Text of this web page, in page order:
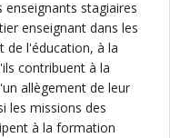
stagiaires
enseignant dans les
de l'éducation, à la
contribuent à la
allègement de leur
les missions des
à la formation